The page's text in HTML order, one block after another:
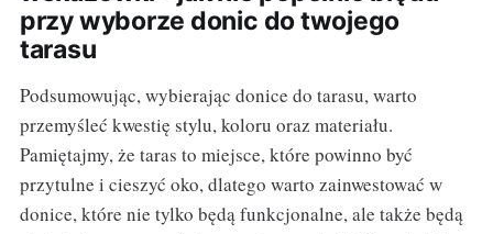
przy wyborze donic do twojego
tarasu
Podsumowując, wybierając donice do tarasu, warto
przemyśleć kwestię stylu, koloru oraz materiału.
Pamiętajmy, że taras to miejsce, które powinno być
przytulne i cieszyć oko, dlatego warto zainwestować w
donice, które nie tylko będą funkcjonalne, ale także będą